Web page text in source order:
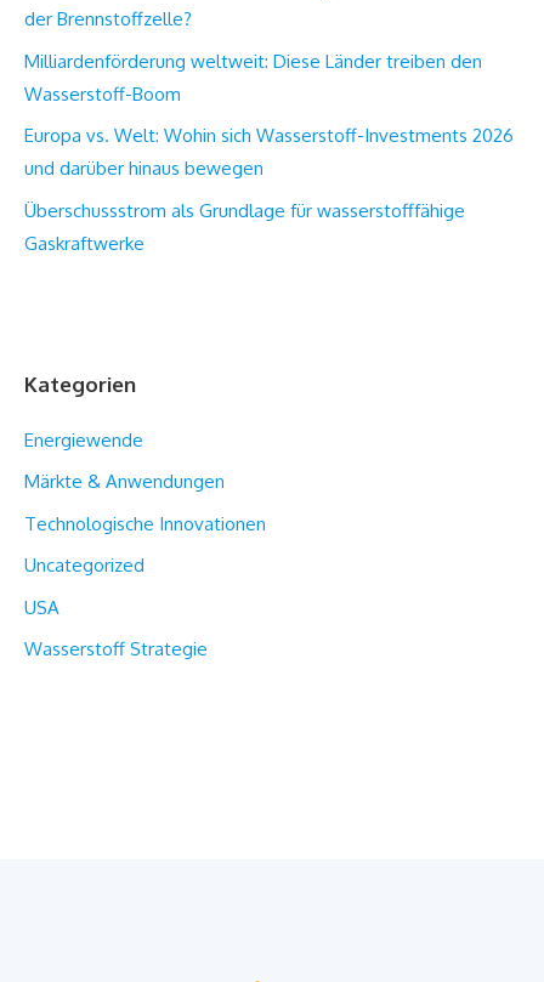
der Brennstoffzelle?
Milliardenförderung weltweit: Diese Länder treiben den
Wasserstoff-Boom
Europa vs. Welt: Wohin sich Wasserstoff-Investments 2026
und darüber hinaus bewegen
Überschussstrom als Grundlage für wasserstofffähige
Gaskraftwerke
Kategorien
Energiewende
Märkte & Anwendungen
Technologische Innovationen
Uncategorized
USA
Wasserstoff Strategie